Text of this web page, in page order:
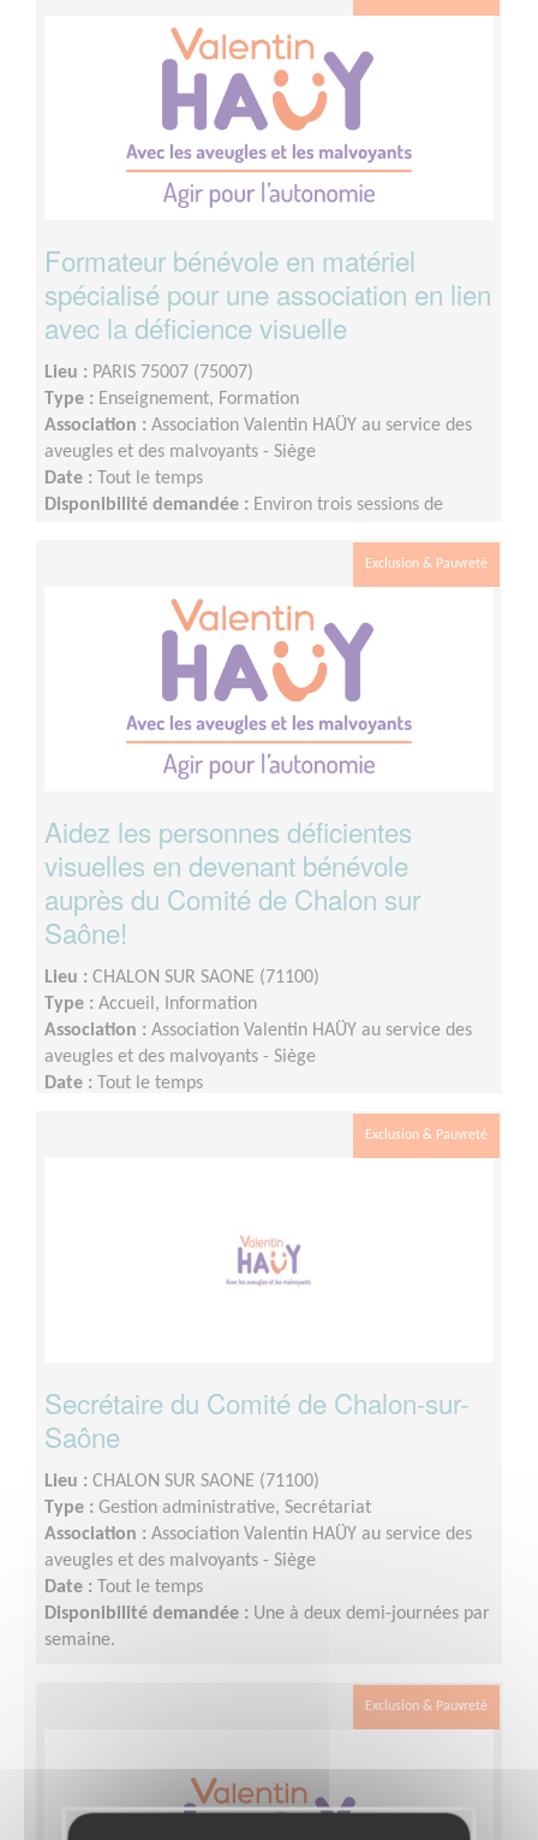
Formateur bénévole en matériel
spécialisé pour une association en lien
avec la déficience visuelle
Lieu : PARIS 75007 (75007)
Type : Enseignement, Formation
Association : Association Valentin HAÜY au service des
aveugles et des malvoyants - Siège
Date :
Tout le temps
Disponibilité demandée : Environ trois sessions de
Participation ponctuelle à des réunions de préparation et
de suivi. Contribution à la conception et à l'actualisation
des contenus pédagogiques. Accompagnement à distance
des stagiaires en amont ou à l'issue des formations. Une
grande partie de ces activités peut être réalisée à
Exclusion & Pauvreté
Aidez les personnes déficientes
visuelles en devenant bénévole
auprès du Comité de Chalon sur
Saône!
Lieu : CHALON SUR SAONE (71100)
Type : Accueil, Information
Association : Association Valentin HAÜY au service des
aveugles et des malvoyants - Siège
Date :
Tout le temps
A partir d'une demie journée
Exclusion & Pauvreté
Secrétaire du Comité de Chalon-sur-
Saône
Lieu : CHALON SUR SAONE (71100)
Type : Gestion administrative, Secrétariat
Association : Association Valentin HAÜY au service des
aveugles et des malvoyants - Siège
Date :
Tout le temps
Disponibilité demandée : Une à deux demi-journées par
semaine.
Exclusion & Pauvreté